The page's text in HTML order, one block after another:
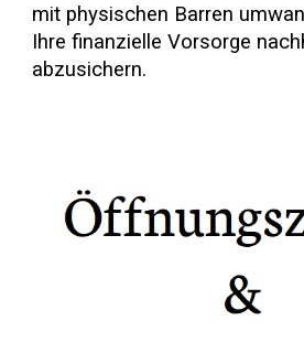
mit physischen Barren
Ihre finanzielle Vorsorge
abzusichern.